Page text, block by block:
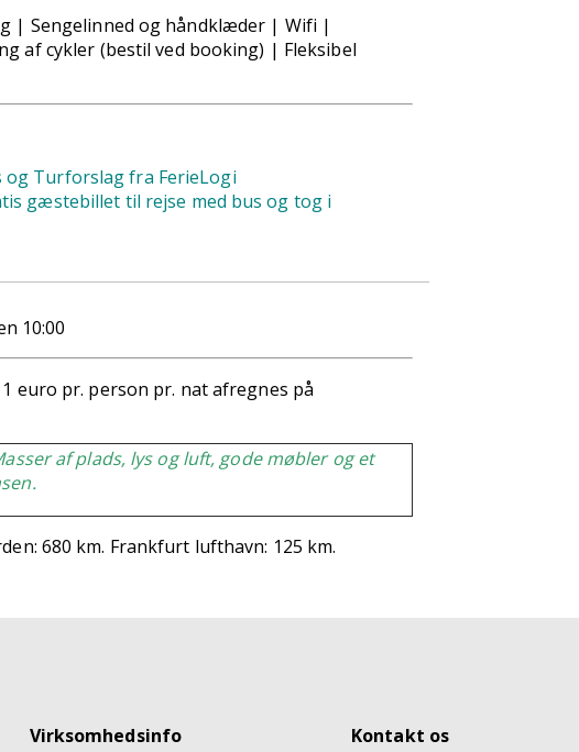
| Sengelinned og håndklæder | Wifi |
af cykler (bestil ved booking) | Fleksibel
og Turforslag fra FerieLogi
gæstebillet til rejse med bus og tog i
10:00
1 euro pr. person pr. nat afregnes på
af plads, lys og luft, gode møbler og et
680 km. Frankfurt lufthavn: 125 km.
Virksomhedsinfo Kontakt os